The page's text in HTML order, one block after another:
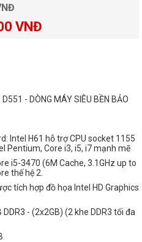
VNĐ
- DÒNG MÁY SIÊU BỀN BẢO
Intel H61 hỗ trợ CPU socket 1155
Pentium, Core i3, i5, i7 mạnh mẽ
i5-3470 (6M Cache, 3.1GHz up to
thế hệ 2.
tích hợp đồ họa Intel HD Graphics
- (2x2GB) (2 khe DDR3 tối đa